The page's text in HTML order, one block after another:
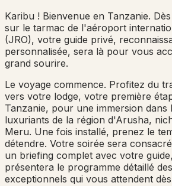
Karibu ! Bienvenue en Tanzanie.
sur le tarmac de l'aéroport
(JRO), votre guide privé,
personnalisée, sera là pour vous
grand sourire.
Le voyage commence. Profitez du
vers votre lodge, votre première
Tanzanie, pour une immersion dans
luxuriants de la région d'Arusha,
Meru. Une fois installé, prenez le
détendre. Votre soirée sera
un briefing complet avec votre
présentera le programme détaillé
exceptionnels qui vous attendent